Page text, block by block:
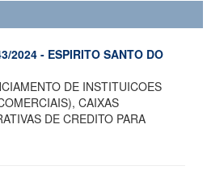
2024 - ESPIRITO SANTO DO
DE INSTITUICOES
CAIXAS
DE CREDITO PARA